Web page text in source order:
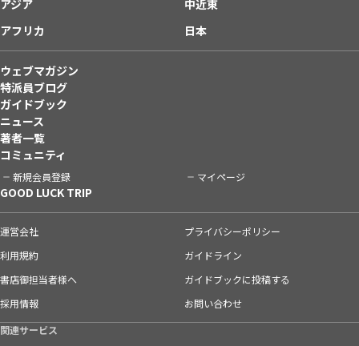
アジア
中近東
アフリカ
日本
ウェブマガジン
特派員ブログ
ガイドブック
ニュース
著者一覧
コミュニティ
新規会員登録 マイページ
GOOD LUCK TRIP
運営会社
プライバシーポリシー
利用規約
ガイドライン
書店御担当者様へ
ガイドブックに投稿する
採用情報
お問い合わせ
関連サービス